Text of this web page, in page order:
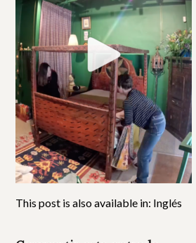
This post is also available in: Inglés